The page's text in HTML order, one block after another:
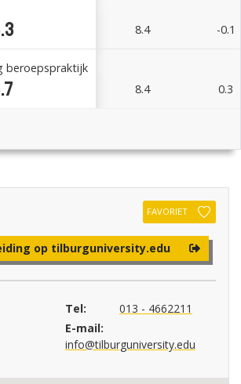
8.4 -0.1
beroepspraktijk
8.4 0.3
FAVORIET
op tilburguniversity.edu
Tel:
013 - 4662211
E-mail:
info@tilburguniversity.edu